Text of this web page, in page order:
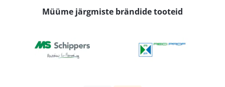
Müüme järgmiste brändide tooteid